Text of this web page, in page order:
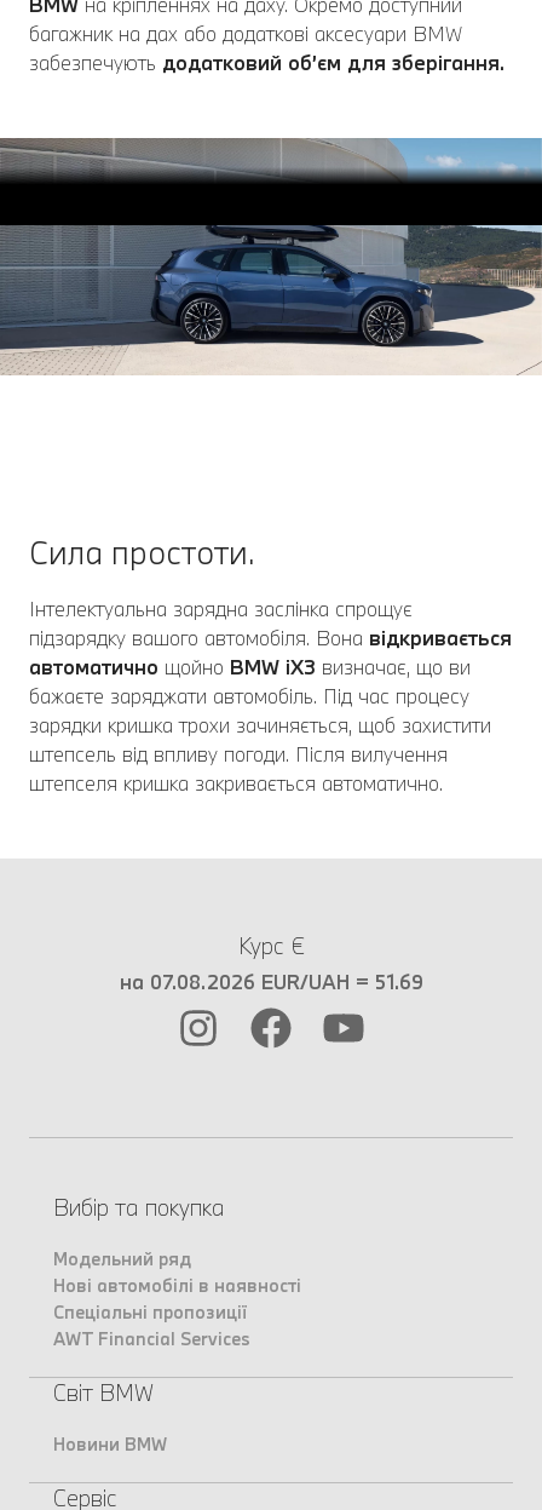
багажник на дах або додаткові аксесуари BMW
забезпечують додатковий об’єм для зберігання.
Сила простоти.
Інтелектуальна зарядна заслінка спрощує
підзарядку вашого автомобіля. Вона відкривається
автоматично щойно BMW iX3 визначає, що ви
бажаєте заряджати автомобіль. Під час процесу
зарядки кришка трохи зачиняється, щоб захистити
штепсель від впливу погоди. Після вилучення
штепселя кришка закривається автоматично.
Курс €
на 07.08.2026 EUR/UAH = 51.69
Вибір та покупка
Модельний ряд
Нові автомобілі в наявності
Спеціальні пропозиції
AWT Financial Services
Світ BMW
Новини BMW
Сервіс